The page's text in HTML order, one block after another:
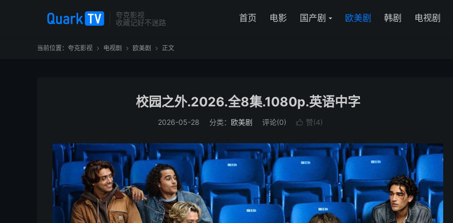
夸克影视
收藏记好不迷路
首页 电影 国产剧 欧美剧 韩剧 电视剧
当前位置： 夸克影视  电视剧  欧美剧  正文
校园之外.2026.全8集.1080p.英语中字
2026-05-28 分类： 欧美剧 评论(0)  赞(4)